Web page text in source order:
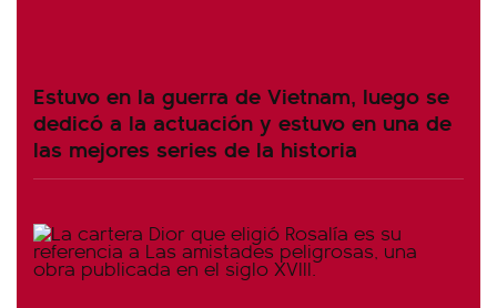
Estuvo en la guerra de Vietnam, luego se
dedicó a la actuación y estuvo en una de
las mejores series de la historia